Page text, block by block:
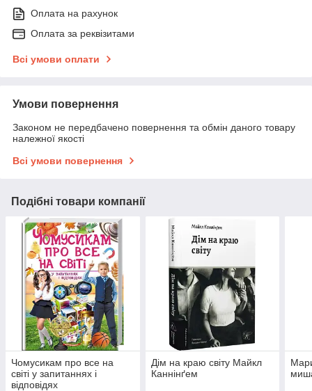
Оплата на рахунок
Оплата за реквізитами
Всі умови оплати
Умови повернення
Законом не передбачено повернення та обмін даного товару
належної якості
Всі умови повернення
Подібні товари компанії
Чомусикам про все на
світі у запитаннях і
відповідях
Дім на краю світу Майкл
Каннінґем